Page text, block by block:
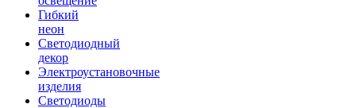
Гибкий
неон
Светодиодный
декор
Электроустановочные
изделия
Светодиоды